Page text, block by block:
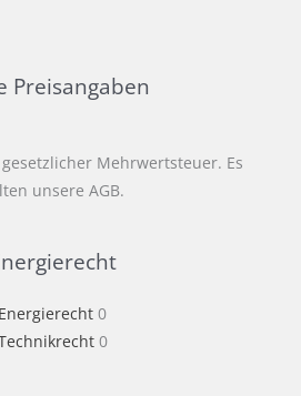
Preisangaben
Mehrwertsteuer. Es
unsere AGB.
Energierecht 0
0